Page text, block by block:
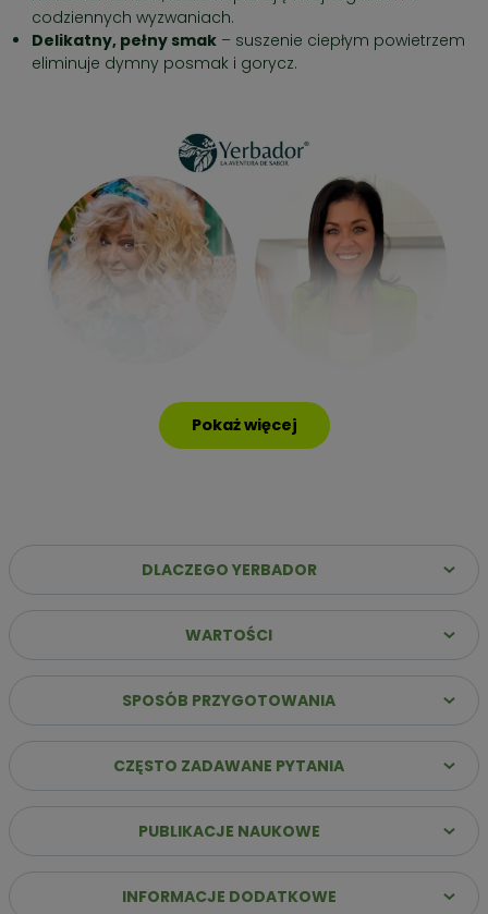
codziennych wyzwaniach.
Delikatny, pełny smak – suszenie ciepłym powietrzem
eliminuje dymny posmak i gorycz.
Dlaczego warto wybrać Yerbador Premium?
✔️ Najwyższa jakość suszu– Same liście (sin palo)
poddane starannemu procesowi leżakowania, co
gwarantuje szlachetny i głęboki profil smakowy.
✔️
Stabilna energia bez „zjazdu” – Naturalna kofeina
uwalnia się stopniowo, zapewniając jasność umysłu i siłę do
działania przez wiele godzin.
✔️ Innowacja: Suszenie powietrzem– Nasz susz
przygotowujemy bez użycia dymu i ognia, dzięki czemu jest
łagodny dla żołądka i pozbawiony goryczy.
Pokaż więcej
DLACZEGO YERBADOR
WARTOŚCI
SPOSÓB PRZYGOTOWANIA
CZĘSTO ZADAWANE PYTANIA
PUBLIKACJE NAUKOWE
INFORMACJE DODATKOWE